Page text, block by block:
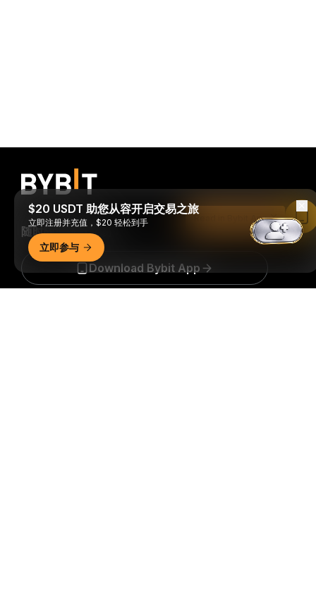
随时随地进行交易！
Download Bybit App
$20 USDT 助您从容开启交易之旅
立即注册并充值，$20 轻松到手
立即参与
Read in Bybit App